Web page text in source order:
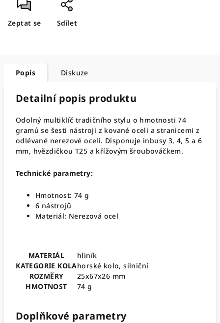
Zeptat se Sdílet
Popis Diskuze
Detailní popis produktu
Odolný multiklíč tradičního stylu o hmotnosti 74
gramů se šesti nástroji z kované oceli a stranicemi z
odlévané nerezové oceli. Disponuje inbusy 3, 4, 5 a 6
mm, hvězdičkou T25 a křížovým šroubováčkem.
Technické parametry:
Hmotnost: 74 g
6 nástrojů
Materiál: Nerezová ocel
MATERIÁL
hliník
KATEGORIE KOLAhorské kolo, silniční
ROZMĚRY
25x67x26 mm
HMOTNOST
74 g
Doplňkové parametry